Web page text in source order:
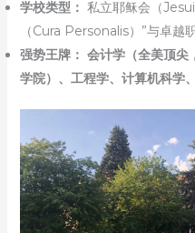
学校类型： 私立耶稣会（
（Cura Personalis）”与卓越
强势王牌： 会计学（全美顶尖
学院）、工程学、计算机科学